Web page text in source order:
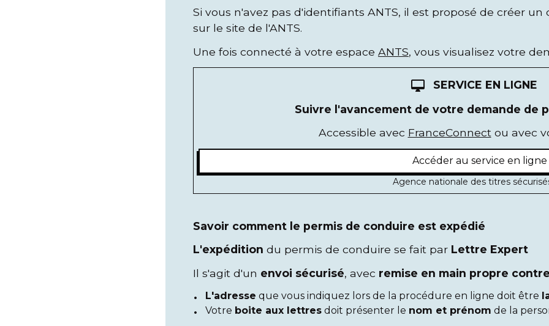
Si vous n'avez pas d'identifiants ANTS, il est proposé de créer
sur le site de l'ANTS.
Une fois connecté à votre espace ANTS, vous visualisez votre
desktop_mac
SERVICE EN LIGNE
Suivre l'avancement de votre demande de
Accessible avec FranceConnectou avec
Accéder au service en ligne
Agence nationale des titres
Savoir comment le permis de conduire est expédié
L'expédition du permis de conduire se fait par Lettre Expert
Il s'agit d'un envoi sécurisé, avec remise en main propre
L'adresse que vous indiquez lors de la procédure en ligne doit être
Votre boite aux lettres doit présenter le nom et prénom de la